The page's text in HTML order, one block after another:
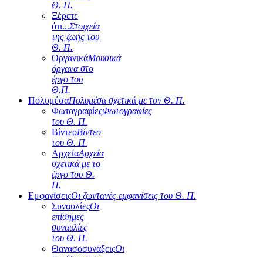
Θ. Π.
Ξέρετε
ότι...Στοιχεία
της ζωής του
Θ. Π.
ΟργανικάΜουσικά
όργανα στο
έργο του
Θ.Π.
ΠολυμέσαΠολυμέσα σχετικά με τον Θ. Π.
ΦωτογραφίεςΦωτογραφίες
του Θ. Π.
ΒίντεοΒίντεο
του Θ. Π.
ΑρχείαΑρχεία
σχετικά με το
έργο του Θ.
Π.
ΕμφανίσειςΟι ζωντανές εμφανίσεις του Θ. Π.
ΣυναυλίεςΟι
επίσημες
συναυλίες
του Θ. Π.
ΘανασοσυνάξειςΟι